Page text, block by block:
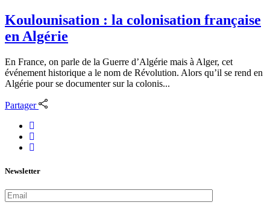
Koulounisation : la colonisation française
en Algérie
En France, on parle de la Guerre d’Algérie mais à Alger, cet
événement historique a le nom de Révolution. Alors qu’il se rend en
Algérie pour se documenter sur la colonis...
Partager
Newsletter